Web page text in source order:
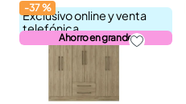
Exclusivo online y venta
telefónica
Ahorro en grande
-37%